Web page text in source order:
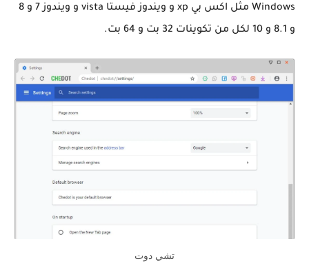
Windows مثل اكس بي xp و ويندوز فيستا vista و ويندوز 7 و 8
و 8.1 و 10 لكل من تكوينات 32 بت و 64 بت.
تشي دوت